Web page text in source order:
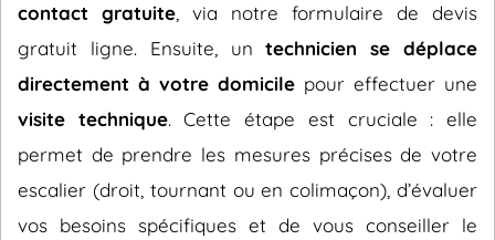
contact gratuite , via notre formulaire de devis
gratuit ligne. Ensuite, untechnicien se déplace
directement à votre domicile pour effectuer une
visite technique. Cette étape est cruciale : elle
permet de prendre les mesures précises de votre
escalier (droit, tournant ou en colimaçon), d’évaluer
vos besoins spécifiques et de vous conseiller le